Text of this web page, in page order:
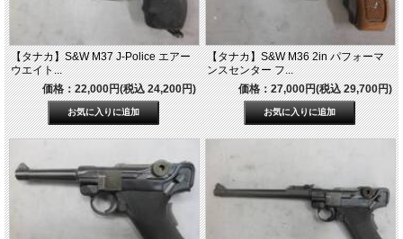
【タナカ】S&W M37 J-Police エアー
ウエイト...
価格：22,000円(税込 24,200円)
【タナカ】S&W M36 2in パフォーマ
ンスセンター フ...
価格：27,000円(税込 29,700円)